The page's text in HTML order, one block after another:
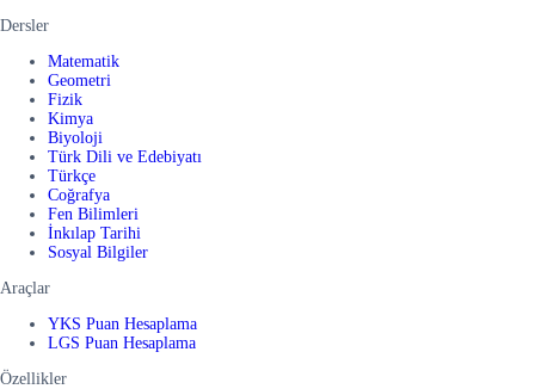
Dersler
Matematik
Geometri
Fizik
Kimya
Biyoloji
Türk Dili ve Edebiyatı
Türkçe
Coğrafya
Fen Bilimleri
İnkılap Tarihi
Sosyal Bilgiler
Araçlar
YKS Puan Hesaplama
LGS Puan Hesaplama
Özellikler